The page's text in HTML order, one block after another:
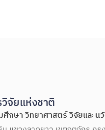
จัยแห่งชาติ
ศึกษา วิทยาศาสตร์ วิจัยและน